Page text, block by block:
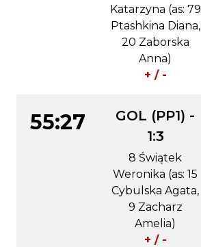
Katarzyna (as: 79
Ptashkina Diana,
20 Zaborska
Anna)
+ / -
55:27
GOL (PP1) -
1:3
8 Świątek
Weronika (as: 15
Cybulska Agata,
9 Zacharz
Amelia)
+ / -